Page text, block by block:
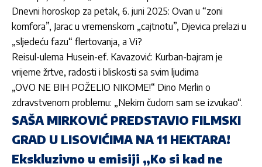
Dnevni horoskop za petak, 6. juni 2025: Ovan u “zoni
komfora”, Jarac u vremenskom „cajtnotu”, Djevica prelazi u
„sljedeću fazu“ flertovanja, a Vi?
Reisul-ulema Husein-ef. Kavazović: Kurban-bajram je
vrijeme žrtve, radosti i bliskosti sa svim ljudima
„OVO NE BIH POŽELIO NIKOME!“ Dino Merlin o
zdravstvenom problemu: „Nekim čudom sam se izvukao“.
SAŠA MIRKOVIĆ PREDSTAVIO FILMSKI
GRAD U LISOVIĆIMA NA 11 HEKTARA!
Ekskluzivno u emisiji „Ko si kad ne